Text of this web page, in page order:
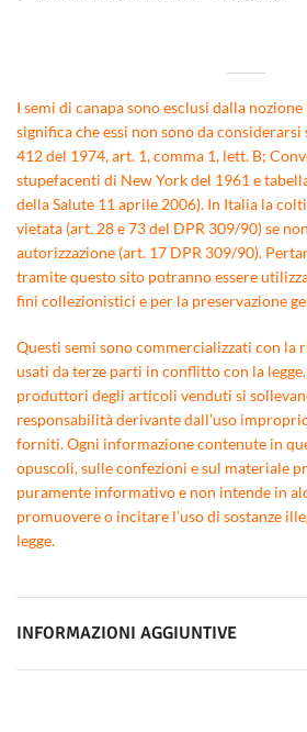
I semi di canapa sono esclusi dalla
significa che essi non sono da considerarsi
412 del 1974, art. 1, comma 1, lett. B;
stupefacenti di New York del 1961 e
della Salute 11 aprile 2006). In Italia la
vietata (art. 28 e 73 del DPR 309/90) se
autorizzazione (art. 17 DPR 309/90).
tramite questo sito potranno essere
fini collezionistici e per la preservazione
Questi semi sono commercializzati con la
usati da terze parti in conflitto con la
produttori degli articoli venduti si
responsabilità derivante dall’uso
forniti. Ogni informazione contenute in
opuscoli, sulle confezioni e sul materiale
puramente informativo e non intende in
promuovere o incitare l’uso di sostanze
legge.
INFORMAZIONI AGGIUNTIVE